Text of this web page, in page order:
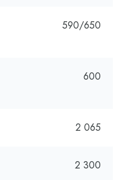
590/650
600
2 065
2 300